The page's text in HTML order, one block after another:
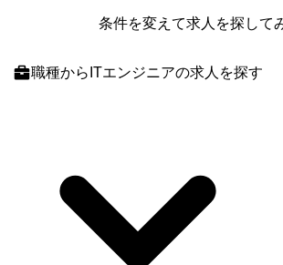
条件を変えて求人を探して
職種からITエンジニアの求人を探す